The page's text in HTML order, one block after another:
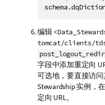
编辑
tomcat/clients/
字段中添加重定向
可选地，要直接访
Stewardship实例，
定向 URL。